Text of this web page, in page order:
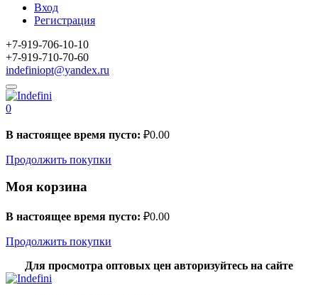
Вход
Регистрация
+7-919-706-10-10
+7-919-710-70-60
indefiniopt@yandex.ru
0
В настоящее время пусто: ₽0.00
Продолжить покупки
Моя корзина
В настоящее время пусто: ₽0.00
Продолжить покупки
Для просмотра оптовых цен авторизуйтесь на сайте